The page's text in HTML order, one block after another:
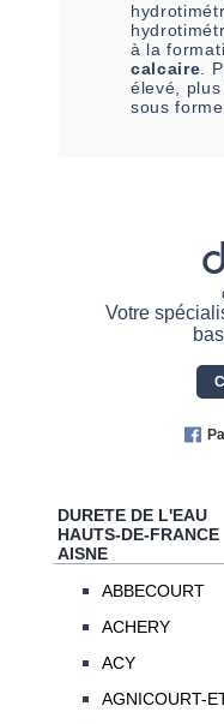
à la
calcaire .
élevé,
sous
Votre
DURETE DE L'EAU
HAUTS-DE-FRANCE
AISNE
ABBECOURT
ACHERY
ACY
AGNICOURT-